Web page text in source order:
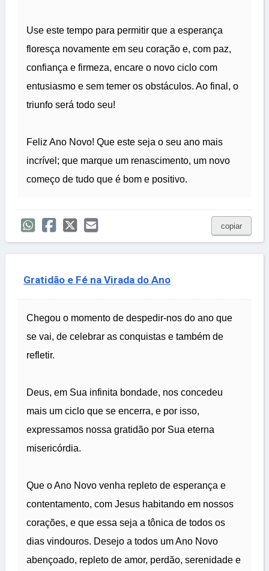
Use este tempo para permitir que a esperança
floresça novamente em seu coração e, com paz,
confiança e firmeza, encare o novo ciclo com
entusiasmo e sem temer os obstáculos. Ao final, o
triunfo será todo seu!
Feliz Ano Novo! Que este seja o seu ano mais
incrível; que marque um renascimento, um novo
começo de tudo que é bom e positivo.
copiar
Gratidão e Fé na Virada do Ano
Chegou o momento de despedir-nos do ano que
se vai, de celebrar as conquistas e também de
refletir.
Deus, em Sua infinita bondade, nos concedeu
mais um ciclo que se encerra, e por isso,
expressamos nossa gratidão por Sua eterna
misericórdia.
Que o Ano Novo venha repleto de esperança e
contentamento, com Jesus habitando em nossos
corações, e que essa seja a tônica de todos os
dias vindouros. Desejo a todos um Ano Novo
abençoado, repleto de amor, perdão, serenidade e